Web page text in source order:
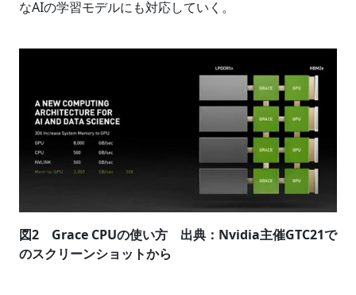
なAIの学習モデルにも対応していく。
図2 Grace CPUの使い方 出典：Nvidia主催GTC21で
のスクリーンショットから